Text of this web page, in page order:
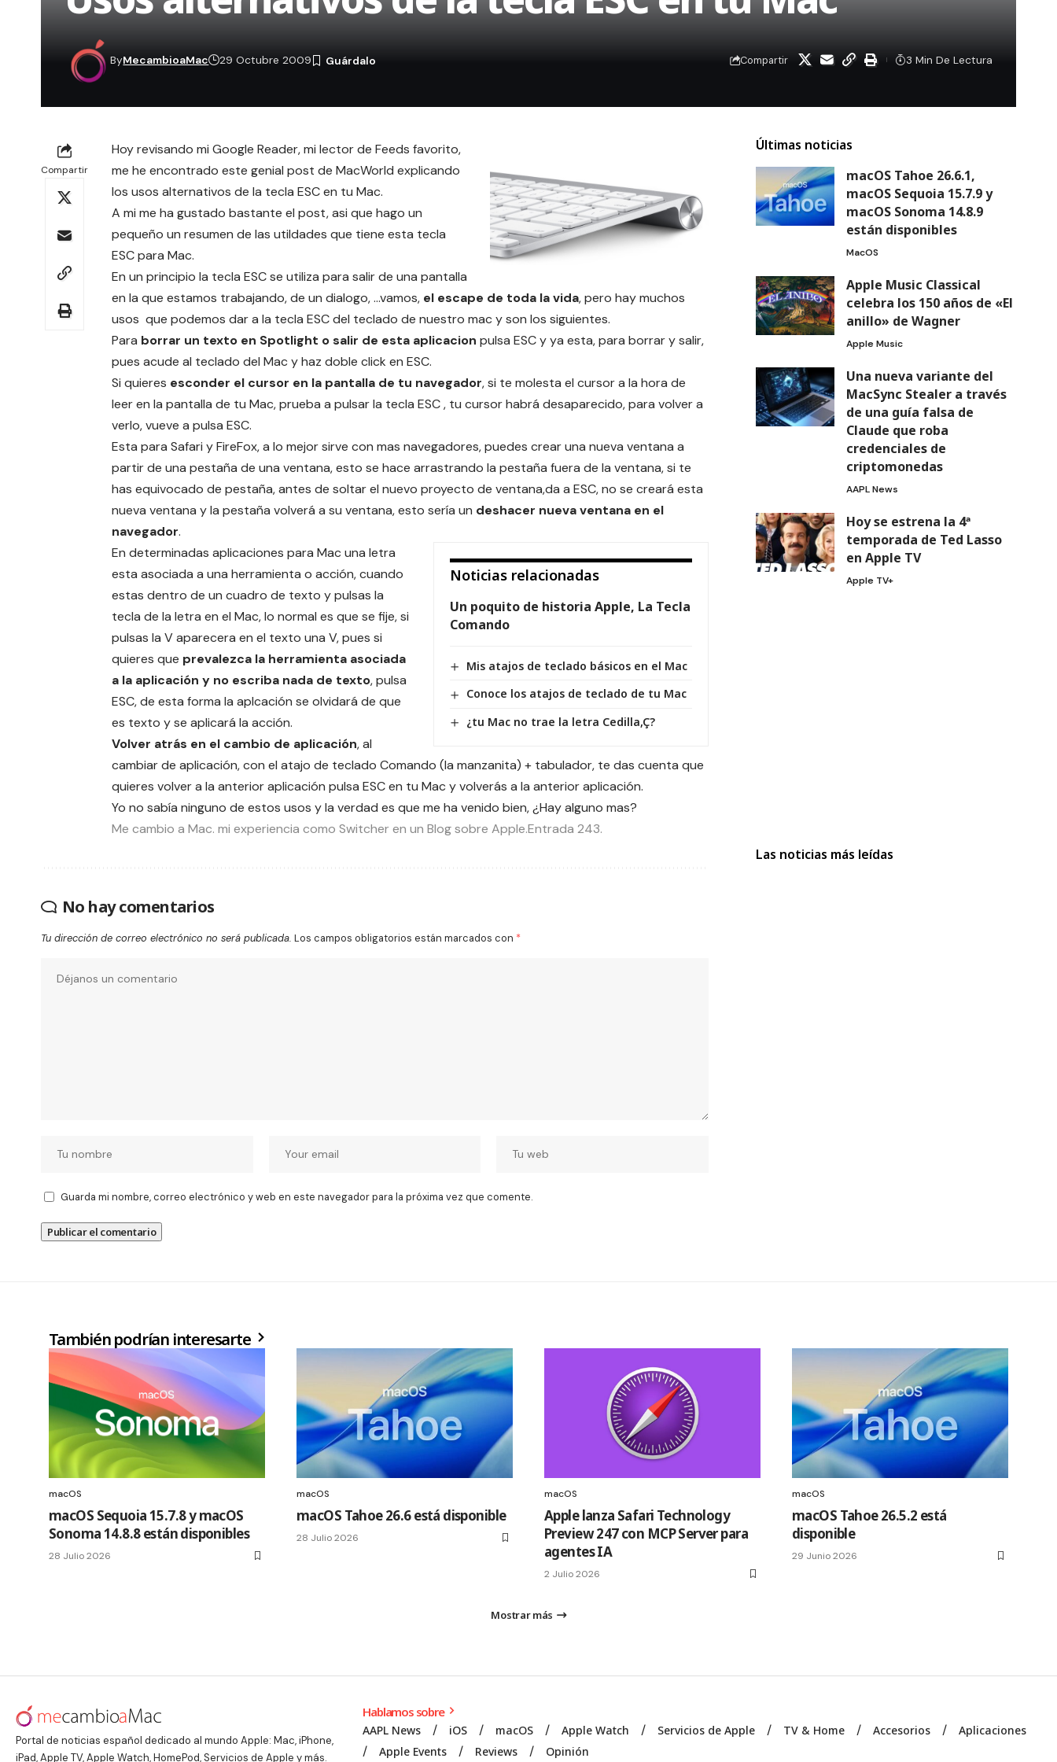
ByMecambioaMac 29 Octubre 2009 Compartir 3 Min De Lectura
Compartir
Hoy revisando mi Google Reader, mi lector de Feeds favorito,
me he encontrado este genial post de MacWorld explicando
los usos alternativos de la tecla ESC en tu Mac.
A mi me ha gustado bastante el post, asi que hago un
pequeño un resumen de las utildades que tiene esta tecla
ESC para Mac.
En un principio la tecla ESC se utiliza para salir de una pantalla
en la que estamos trabajando, de un dialogo, …vamos, el escape de toda la vida, pero hay muchos
usos que podemos dar a la tecla ESC del teclado de nuestro mac y son los siguientes.
Para borrar un texto en Spotlight o salir de esta aplicacion pulsa ESC y ya esta, para borrar y salir,
pues acude al teclado del Mac y haz doble click en ESC.
Si quieres esconder el cursor en la pantalla de tu navegador, si te molesta el cursor a la hora de
leer en la pantalla de tu Mac, prueba a pulsar la tecla ESC , tu cursor habrá desaparecido, para volver a
verlo, vueve a pulsa ESC.
Esta para Safari y FireFox, a lo mejor sirve con mas navegadores, puedes crear una nueva ventana a
partir de una pestaña de una ventana, esto se hace arrastrando la pestaña fuera de la ventana, si te
has equivocado de pestaña, antes de soltar el nuevo proyecto de ventana,da a ESC, no se creará esta
nueva ventana y la pestaña volverá a su ventana, esto sería un deshacer nueva ventana en el
navegador.
Noticias relacionadas
Un poquito de historia Apple, La Tecla
Comando
Mis atajos de teclado básicos en el Mac
Conoce los atajos de teclado de tu Mac
¿tu Mac no trae la letra Cedilla,Ç?
En determinadas aplicaciones para Mac una letra
esta asociada a una herramienta o acción, cuando
estas dentro de un cuadro de texto y pulsas la
tecla de la letra en el Mac, lo normal es que se fije, si
pulsas la V aparecera en el texto una V, pues si
quieres que prevalezca la herramienta asociada
a la aplicación y no escriba nada de texto, pulsa
ESC, de esta forma la aplcación se olvidará de que
es texto y se aplicará la acción.
Volver atrás en el cambio de aplicación, al
cambiar de aplicación, con el atajo de teclado Comando (la manzanita) + tabulador, te das cuenta que
quieres volver a la anterior aplicación pulsa ESC en tu Mac y volverás a la anterior aplicación.
Yo no sabía ninguno de estos usos y la verdad es que me ha venido bien, ¿Hay alguno mas?
Me cambio a Mac. mi experiencia como Switcher en un Blog sobre Apple.Entrada 243.
No hay comentarios
Tu dirección de correo electrónico no será publicada. Los campos obligatorios están marcados con *
Guarda mi nombre, correo electrónico y web en este navegador para la próxima vez que comente.
Últimas noticias
macOS Tahoe 26.6.1,
macOS Sequoia 15.7.9 y
macOS Sonoma 14.8.9
están disponibles
MacOS
Apple Music Classical
celebra los 150 años de «El
anillo» de Wagner
Apple Music
Una nueva variante del
MacSync Stealer a través
de una guía falsa de
Claude que roba
credenciales de
criptomonedas
AAPL News
Hoy se estrena la 4ª
temporada de Ted Lasso
en Apple TV
Apple TV+
Las noticias más leídas
También podrían interesarte
macOS
macOS Sequoia 15.7.8 y macOS
Sonoma 14.8.8 están disponibles
28 Julio 2026
macOS
macOS Tahoe 26.6 está disponible
28 Julio 2026
macOS
Apple lanza Safari Technology
Preview 247 con MCP Server para
agentes IA
2 Julio 2026
macOS
macOS Tahoe 26.5.2 está
disponible
29 Junio 2026
Mostrar más
Portal de noticias español dedicado al mundo Apple: Mac, iPhone,
iPad, Apple TV, Apple Watch, HomePod, Servicios de Apple y más.
Hablamos sobre
AAPL News iOS macOS Apple Watch Servicios de Apple TV & Home Accesorios
Aplicaciones
Apple Events
Reviews Opinión